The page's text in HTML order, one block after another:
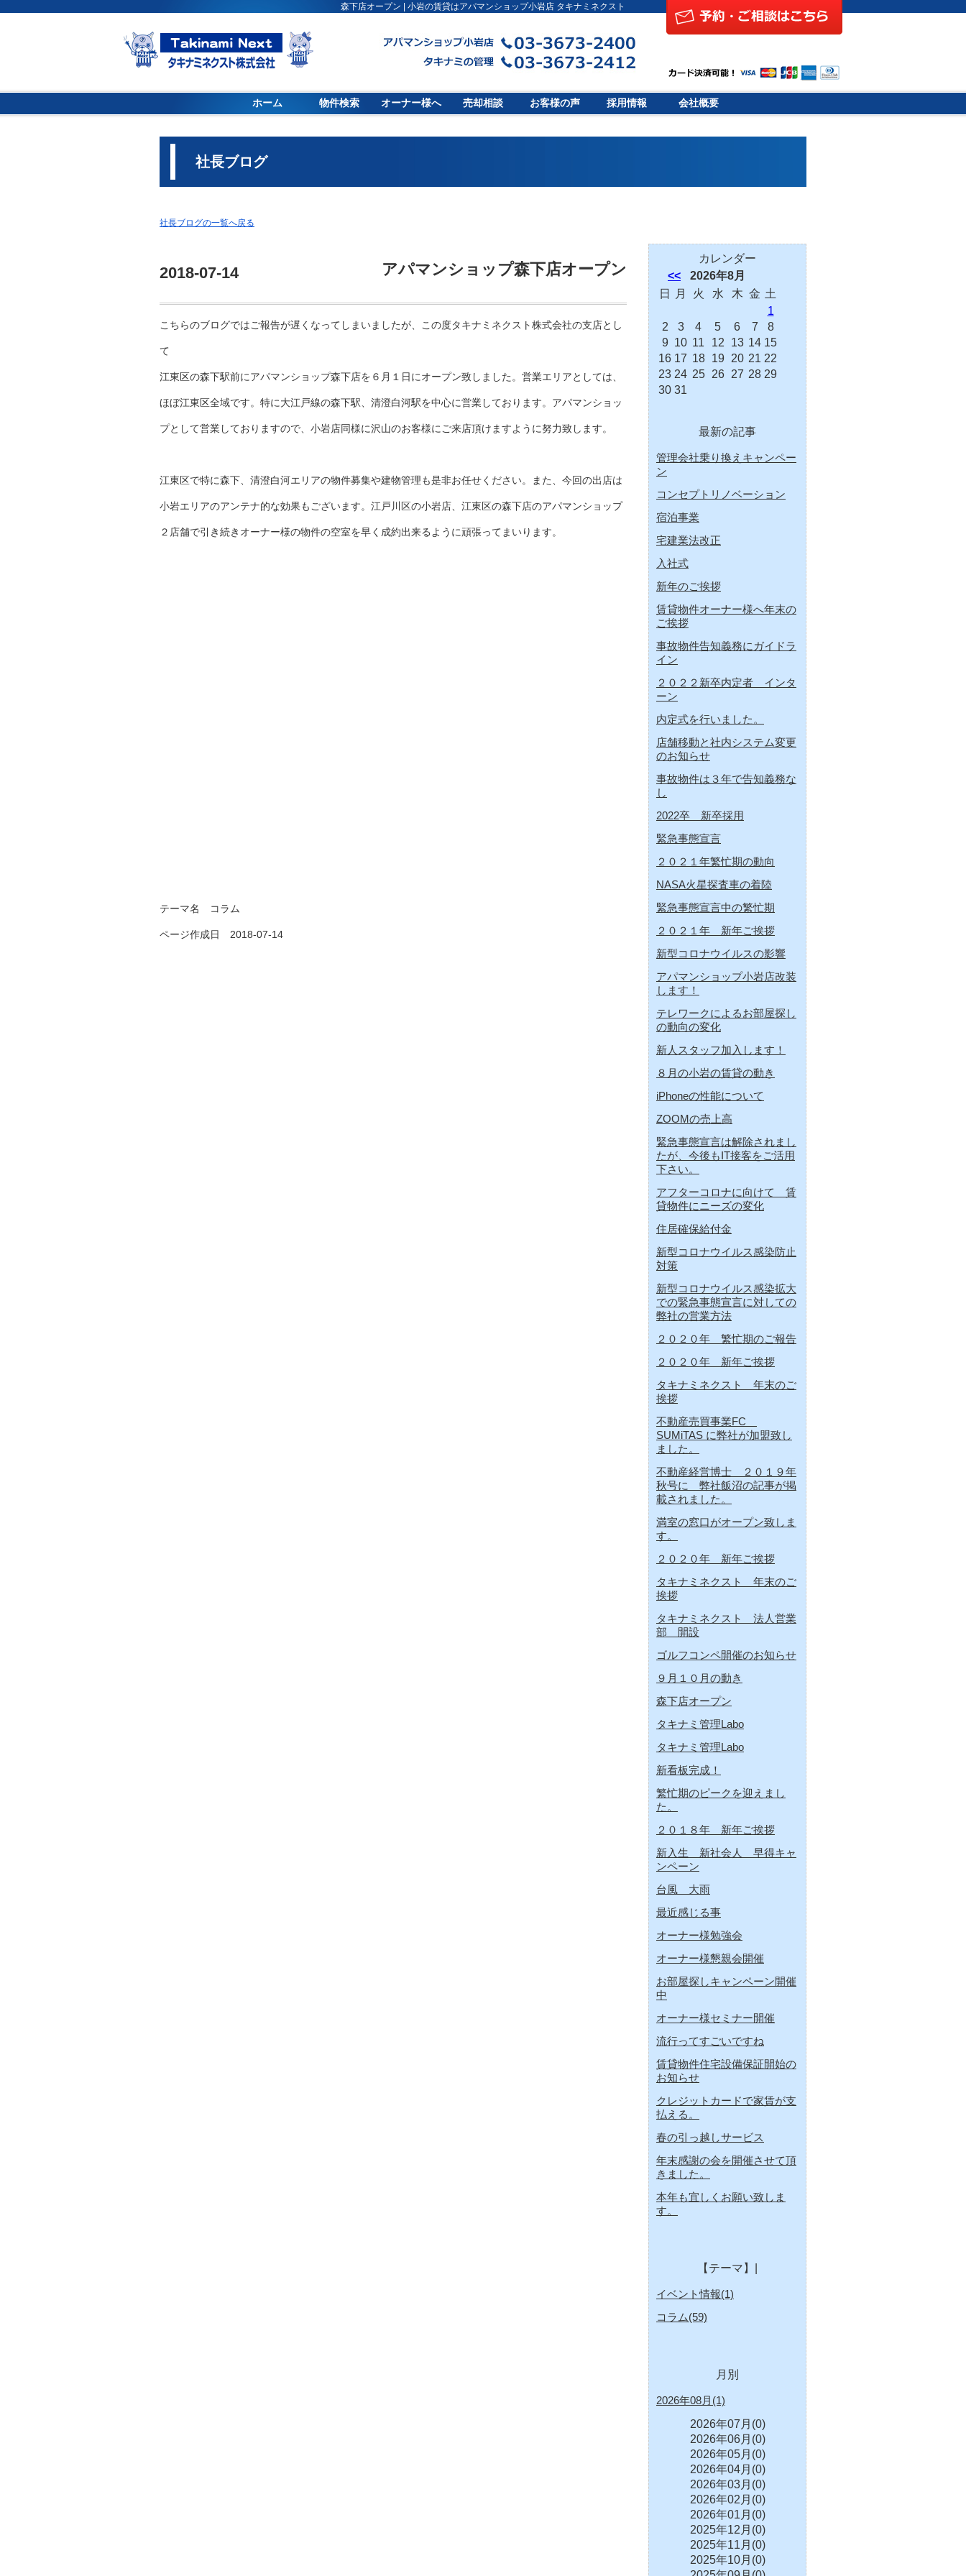
森下店オープン | 小岩の賃貸はアパマンショップ小岩店 タキナミネクスト
ホーム 物件検索 オーナー様へ 売却相談 お客様の声 採用情報 会社概要
社長ブログ
社長ブログの一覧へ戻る
アパマンショップ森下店オープン
2018-07-14
こちらのブログではご報告が遅くなってしまいましたが、この度タキナミネクスト株式会社の支店とし
て
江東区の森下駅前にアパマンショップ森下店を６月１日にオープン致しました。営業エリアとしては、
ほぼ江東区全域です。特に大江戸線の森下駅、清澄白河駅を中心に営業しております。アパマンショッ
プとして営業しておりますので、小岩店同様に沢山のお客様にご来店頂けますように努力致します。
江東区で特に森下、清澄白河エリアの物件募集や建物管理も是非お任せください。また、今回の出店は
小岩エリアのアンテナ的な効果もございます。江戸川区の小岩店、江東区の森下店のアパマンショップ
２店舗で引き続きオーナー様の物件の空室を早く成約出来るように頑張ってまいります。
テーマ名 コラム
ページ作成日 2018-07-14
カレンダー
<<
2026年8月
日
月 火 水 木 金 土
1
2
3 4 5 6 7
8
9 10 11 12 13 14 15
16 17 18 19 20 21 22
23 24 25 26 27 28 29
30 31
最新の記事
管理会社乗り換えキャンペー
ン
コンセプトリノベーション
宿泊事業
宅建業法改正
入社式
新年のご挨拶
賃貸物件オーナー様へ年末の
ご挨拶
事故物件告知義務にガイドラ
イン
２０２２新卒内定者 インタ
ーン
内定式を行いました。
店舗移動と社内システム変更
のお知らせ
事故物件は３年で告知義務な
し
2022卒 新卒採用
緊急事態宣言
２０２１年繁忙期の動向
NASA火星探査車の着陸
緊急事態宣言中の繁忙期
２０２１年 新年ご挨拶
新型コロナウイルスの影響
アパマンショップ小岩店改装
します！
テレワークによるお部屋探し
の動向の変化
新人スタッフ加入します！
８月の小岩の賃貸の動き
iPhoneの性能について
ZOOMの売上高
緊急事態宣言は解除されまし
たが、今後もIT接客をご活用
下さい。
アフターコロナに向けて 賃
貸物件にニーズの変化
住居確保給付金
新型コロナウイルス感染防止
対策
新型コロナウイルス感染拡大
での緊急事態宣言に対しての
弊社の営業方法
２０２０年 繁忙期のご報告
２０２０年 新年ご挨拶
タキナミネクスト 年末のご
挨拶
不動産売買事業FC
SUMiTAS に弊社が加盟致し
ました。
不動産経営博士 ２０１９年
秋号に 弊社飯沼の記事が掲
載されました。
満室の窓口がオープン致しま
す。
２０２０年 新年ご挨拶
タキナミネクスト 年末のご
挨拶
タキナミネクスト 法人営業
部 開設
ゴルフコンペ開催のお知らせ
９月１０月の動き
森下店オープン
タキナミ管理Labo
タキナミ管理Labo
新看板完成！
繁忙期のピークを迎えまし
た。
２０１８年 新年ご挨拶
新入生 新社会人 早得キャ
ンペーン
台風 大雨
最近感じる事
オーナー様勉強会
オーナー様懇親会開催
お部屋探しキャンペーン開催
中
オーナー様セミナー開催
流行ってすごいですね
賃貸物件住宅設備保証開始の
お知らせ
クレジットカードで家賃が支
払える。
春の引っ越しサービス
年末感謝の会を開催させて頂
きました。
本年も宜しくお願い致しま
す。
【テーマ】|
イベント情報(1)
コラム(59)
月別
2026年08月(1)
2026年07月(0)
2026年06月(0)
2026年05月(0)
2026年04月(0)
2026年03月(0)
2026年02月(0)
2026年01月(0)
2025年12月(0)
2025年11月(0)
2025年10月(0)